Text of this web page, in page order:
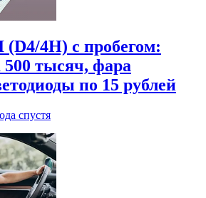
4H) c пробегом:
500 тысяч, фара
по 15 рублей
спустя